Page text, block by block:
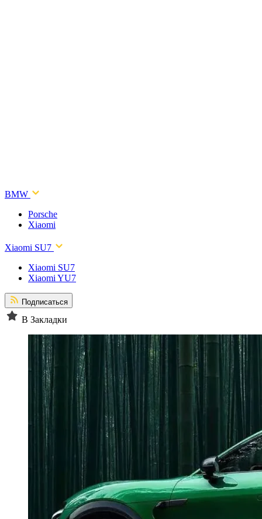
BMW
Porsche
Xiaomi
Xiaomi SU7
Xiaomi SU7
Xiaomi YU7
Подписаться
В Закладки